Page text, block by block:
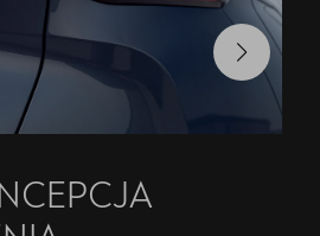
silnikiem i skrzynią biegów